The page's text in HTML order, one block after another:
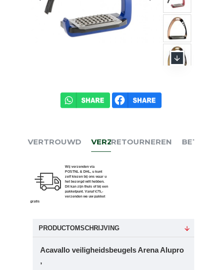
VERTROUWD VERZENDEN
Wij verzenden via
POSTNL & DHL, u kunt
zelf kiezen bij ons waar u
het bezorgd wilt hebben.
Dit kan zijn thuis of bij een
pakketpunt. Vanaf €75,-
verzenden we uw pakket
gratis
RETOURNEREN BETALEN
PRODUCTOMSCHRIJVING
Acavallo veiligheidsbeugels Arena Alupro
,